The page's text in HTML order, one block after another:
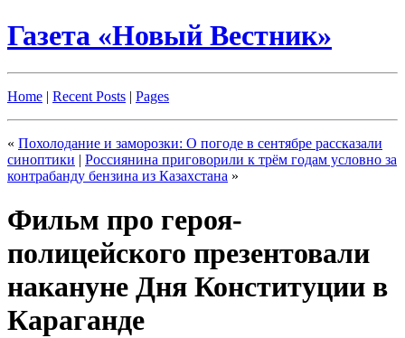
Газета «Новый Вестник»
Home | Recent Posts | Pages
« Похолодание и заморозки: О погоде в сентябре рассказали
синоптики | Россиянина приговорили к трём годам условно за
контрабанду бензина из Казахстана »
Фильм про героя-
полицейского презентовали
накануне Дня Конституции в
Караганде